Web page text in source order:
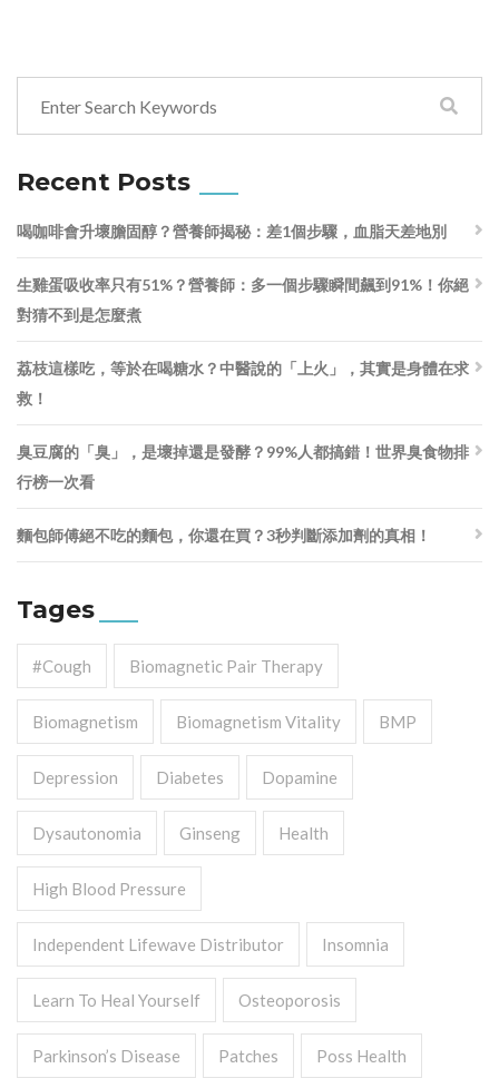
Recent Posts
喝咖啡會升壞膽固醇？營養師揭秘：差1個步驟，血脂天差地別
生雞蛋吸收率只有51%？營養師：多一個步驟瞬間飆到91%！你絕
對猜不到是怎麼煮
荔枝這樣吃，等於在喝糖水？中醫說的「上火」，其實是身體在求
救！
臭豆腐的「臭」，是壞掉還是發酵？99%人都搞錯！世界臭食物排
行榜一次看
麵包師傅絕不吃的麵包，你還在買？3秒判斷添加劑的真相！
Tages
#cough Biomagnetic Pair Therapy
Biomagnetism Biomagnetism Vitality BMP
Depression Diabetes Dopamine
Dysautonomia Ginseng Health
High Blood Pressure
Independent Lifewave Distributor Insomnia
Learn To Heal Yourself Osteoporosis
Parkinson’s Disease Patches Poss Health